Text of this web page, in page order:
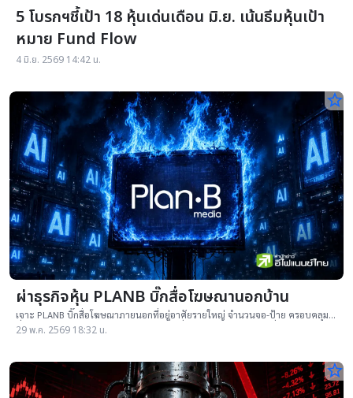
5 โบรกฯชี้เป้า 18 หุ้นเด่นเดือน มิ.ย. เน้นธีมหุ้นเป้า
หมาย Fund Flow
4 มิ.ย. 2569 14:42 น.
star_border
ผ่าธุรกิจหุ้น PLANB บิ๊กสื่อโฆษณานอกบ้าน
เจาะ PLANB บิ๊กสื่อโฆษณาภายนอกที่อยู่อาศัยรายใหญ่ จำนวนจอ-ป้าย ครอบคลุม
ทั่วประเทศ ล่าสุดมาร์เก็ตแคปแตะ 1.92 หมื่นล้านบาท กำไรโตต่อเนื่อง
29 พ.ค. 2569 18:32 น.
star_border